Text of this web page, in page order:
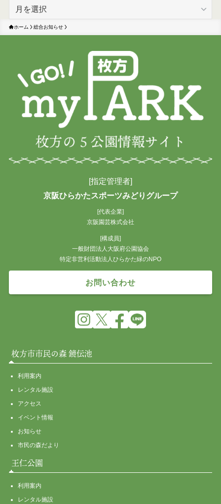
カホーム 総合お知らせ
[指定管理者]
京阪ひらかたスポーツみどりグループ
[代表企業]
京阪園芸株式会社
[構成員]
一般財団法人大阪府公園協会
特定非営利活動法人ひらかた緑のNPO
お問い合わせ
枚方市市民の森 鏡伝池
利用案内
レンタル施設
アクセス
イベント情報
お知らせ
市民の森だより
王仁公園
利用案内
レンタル施設